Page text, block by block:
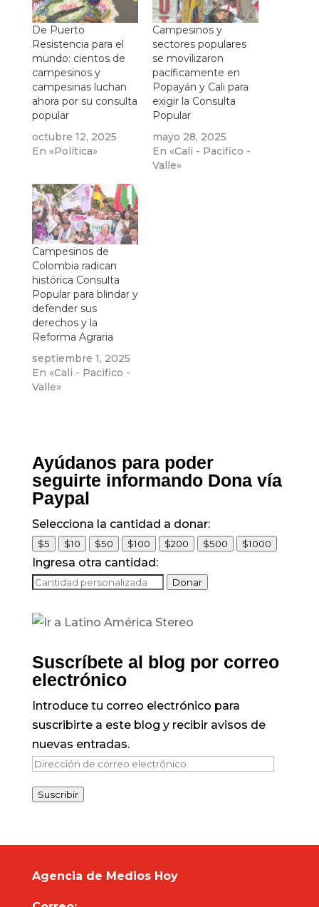
De Puerto
Resistencia para el
mundo: cientos de
campesinos y
campesinas luchan
ahora por su consulta
popular
octubre 12, 2025
En «Política»
Campesinos y
sectores populares
se movilizaron
pacíficamente en
Popayán y Cali para
exigir la Consulta
Popular
mayo 28, 2025
En «Cali - Pacifico -
Valle»
Campesinos de
Colombia radican
histórica Consulta
Popular para blindar y
defender sus
derechos y la
Reforma Agraria
septiembre 1, 2025
En «Cali - Pacifico -
Valle»
Ayúdanos para poder
seguirte informando Dona vía
Paypal
Selecciona la cantidad a donar:
$5 $10 $50 $100 $200 $500 $1000
Ingresa otra cantidad:
Donar
Suscríbete al blog por correo
electrónico
Introduce tu correo electrónico para
suscribirte a este blog y recibir avisos de
nuevas entradas.
Dirección
correo
Suscribir
Agencia de Medios Hoy